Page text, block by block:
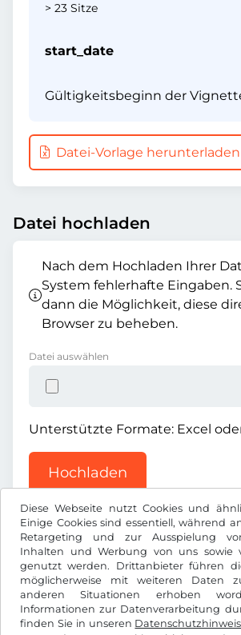
Diese Webseite nutzt Cookies und
Einige Cookies sind essentiell, während
Retargeting und zur Ausspielung
Inhalten und Werbung von uns sowie
genutzt werden. Drittanbieter führen
möglicherweise mit weiteren Daten
anderen Situationen erhoben
Informationen zur Datenverarbeitung
finden Sie in unseren
> 23 Sitze
start_date
Gültigkeitsbeginn der
Datei-Vorlage herunterladen
Datei hochladen
Nach dem Hochladen Ihrer
System fehlerhafte Eingaben.
dann die Möglichkeit, diese
Browser zu beheben.
Datei auswählen
Unterstützte Formate: Excel
Hochladen
RON